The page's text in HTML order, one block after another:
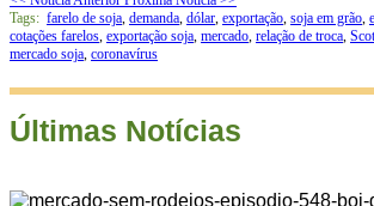
Tags: farelo de soja, demanda, dólar, exportação, soja em grão,
cotações farelos, exportação soja, mercado, relação de troca,
mercado soja, coronavírus
Últimas Notícias